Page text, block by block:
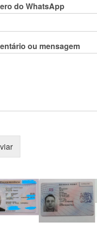
do WhatsApp
ou mensagem